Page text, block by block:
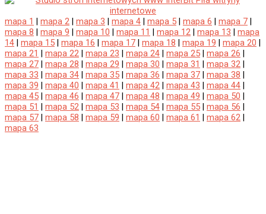
mapa 1 | mapa 2 | mapa 3 | mapa 4 | mapa 5 | mapa 6 | mapa 7 |
mapa 8 | mapa 9 | mapa 10 | mapa 11 | mapa 12 | mapa 13 | mapa
14 | mapa 15 | mapa 16 | mapa 17 | mapa 18 | mapa 19 | mapa 20 |
mapa 21 | mapa 22 | mapa 23 | mapa 24 | mapa 25 | mapa 26 |
mapa 27 | mapa 28 | mapa 29 | mapa 30 | mapa 31 | mapa 32 |
mapa 33 | mapa 34 | mapa 35 | mapa 36 | mapa 37 | mapa 38 |
mapa 39 | mapa 40 | mapa 41 | mapa 42 | mapa 43 | mapa 44 |
mapa 45 | mapa 46 | mapa 47 | mapa 48 | mapa 49 | mapa 50 |
mapa 51 | mapa 52 | mapa 53 | mapa 54 | mapa 55 | mapa 56 |
mapa 57 | mapa 58 | mapa 59 | mapa 60 | mapa 61 | mapa 62 |
mapa 63